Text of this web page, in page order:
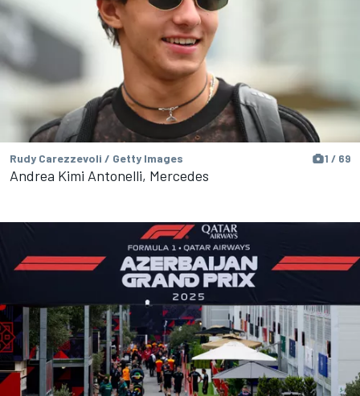
Rudy Carezzevoli / Getty Images 1 / 69
Andrea Kimi Antonelli, Mercedes